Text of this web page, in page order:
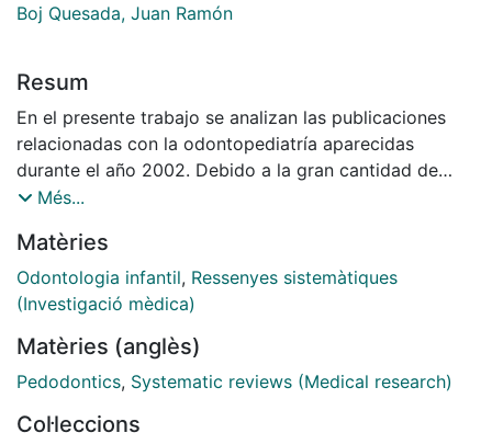
Boj Quesada, Juan Ramón
Resum
En el presente trabajo se analizan las publicaciones
relacionadas con la odontopediatría aparecidas
durante el año 2002. Debido a la gran cantidad de
artículos publicados, éstos se han distribuido en cinco
Operatoria dental, 4. Traumatismos, y S. Miscelánea.
Més...
Matèries
Odontologia infantil, Ressenyes sistemàtiques
(Investigació mèdica)
Matèries (anglès)
Pedodontics, Systematic reviews (Medical research)
Col·leccions